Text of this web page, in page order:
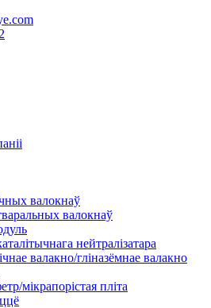
валокнаў
валокнаў
нейтралізатара
валакно/гліназёмнае валакно
мікрапорістая пліта